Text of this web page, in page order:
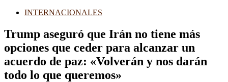
INTERNACIONALES
Trump aseguró que Irán no tiene más
opciones que ceder para alcanzar un
acuerdo de paz: «Volverán y nos darán
todo lo que queremos»